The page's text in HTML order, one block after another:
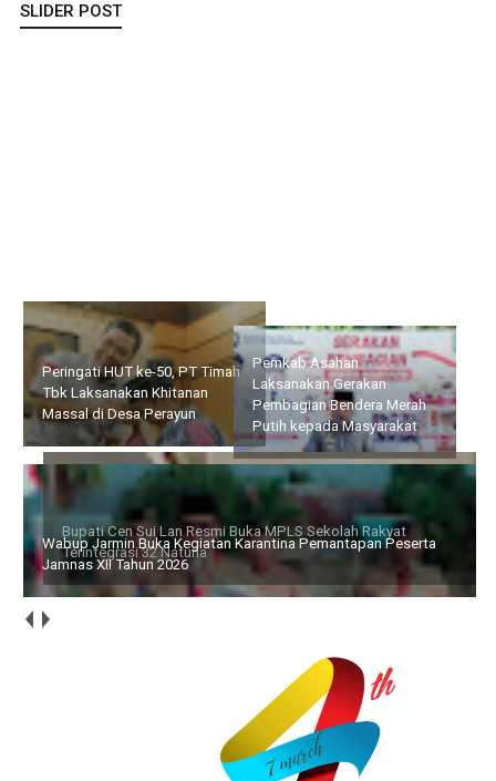
SLIDER POST
Pemkab Asahan
Laksanakan Gerakan
Pembagian Bendera Merah
Putih kepada Masyarakat
Bupati Cen Sui Lan Resmi
Buka MPLS Sekolah Rakyat
Terintegrasi 32 Natuna
Wabup Jarmin Buka Kegiatan Karantina Pemantapan Peserta
Jamnas XII Tahun 2026